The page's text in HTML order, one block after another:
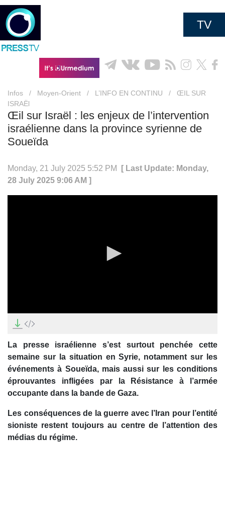
TV
Infos / Moyen-Orient / L’INFO EN CONTINU /
ŒIL SUR
ISRAËl
Œil sur Israël : les enjeux de l’intervention
israélienne dans la province syrienne de
Soueïda
Monday, 21 July 2025 5:52 PM
[ Last Update: Monday,
28 July 2025 9:06 AM ]
seconds
26
minutes,
52
seconds
La presse israélienne s’est surtout penchée cette
semaine sur la situation en Syrie, notamment sur les
événements à Soueïda, mais aussi sur les conditions
éprouvantes infligées par la Résistance à l’armée
occupante dans la bande de Gaza.
Les conséquences de la guerre avec l’Iran pour l’entité
sioniste restent toujours au centre de l’attention des
médias du régime.